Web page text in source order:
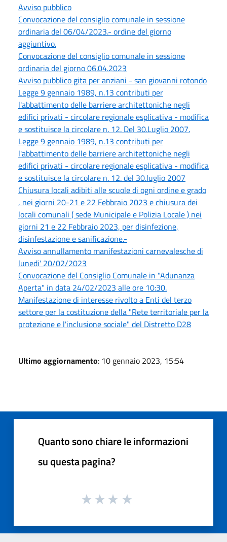
Avviso pubblico
Convocazione del consiglio comunale in sessione
ordinaria del 06/04/2023.- ordine del giorno
aggiuntivo.
Convocazione del consiglio comunale in sessione
ordinaria del giorno 06.04.2023
Avviso pubblico gita per anziani - san giovanni rotondo
Legge 9 gennaio 1989, n.13 contributi per
l'abbattimento delle barriere architettoniche negli
edifici privati - circolare regionale esplicativa - modifica
e sostituisce la circolare n. 12. Del 30.Luglio 2007.
Legge 9 gennaio 1989, n.13 contributi per
l'abbattimento delle barriere architettoniche negli
edifici privati - circolare regionale esplicativa - modifica
e sostituisce la circolare n. 12. del 30.luglio 2007
Chiusura locali adibiti alle scuole di ogni ordine e grado
, nei giorni 20-21 e 22 Febbraio 2023 e chiusura dei
locali comunali ( sede Municipale e Polizia Locale ) nei
giorni 21 e 22 Febbraio 2023, per disinfezione,
disinfestazione e sanificazione.-
Avviso annullamento manifestazioni carnevalesche di
lunedi' 20/02/2023
Convocazione del Consiglio Comunale in "Adunanza
Aperta" in data 24/02/2023 alle ore 10:30.
Manifestazione di interesse rivolto a Enti del terzo
settore per la costituzione della "Rete territoriale per la
protezione e l'inclusione sociale" del Distretto D28
Ultimo aggiornamento: 10 gennaio 2023, 15:54
Quanto sono chiare le informazioni
su questa pagina?